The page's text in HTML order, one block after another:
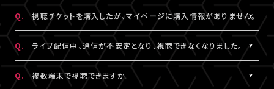
用になっていませんか？
2.推奨環境からお試しいただいていますか？
ご利用の環境が推奨環境でない場合、正常にページ遷移ができな
い可能性がございます。推奨環境はこちら
よりご確認ください。
スマートフォン、タブレットをご利用の場合、LINEやメール等のアプ
配信視聴ページは、各公演のチケット販売ページ、「マイページ」
内「チケット購入情報」よりアクセスいただけます。
※「決済完了のお知らせ」メールでもご案内しております。
※アーカイブ配信がある場合、同じページからご視聴いただけま
す。
※コンビニ決済にてお申込みをされている場合、お支払い（ご入
A.
配信視聴ページにログインいただくには視聴チケットをご購入さ
れたA!-ID（メールアドレス）と、ご自身で設定したパスワードをご入
力ください。
※パスワードをお忘れの場合は、 こちらよりパスワード再設定を行
えます。
Q. 視聴チケットを購入したが、マイページに購入情報がありません。
A.
視聴チケットをご購入されたA!-ID（メールアドレス）と、異なるA!-
ID（メールアドレス）でログインされている可能性がございます。
画面右上からログアウトしていただき、@以降が異なるなど、ご利
用されているメールアドレスをご確認のうえ、改めてログインをお
Q. ライブ配信中、通信が不安定となり、視聴できなくなりました。
A.
本配信の視聴には高速・大容量のデータ通信が必要となります。
有線接続、もしくはWi-Fiのご利用を推奨いたします。お客様の視聴
Q. 複数端末で視聴できますか。